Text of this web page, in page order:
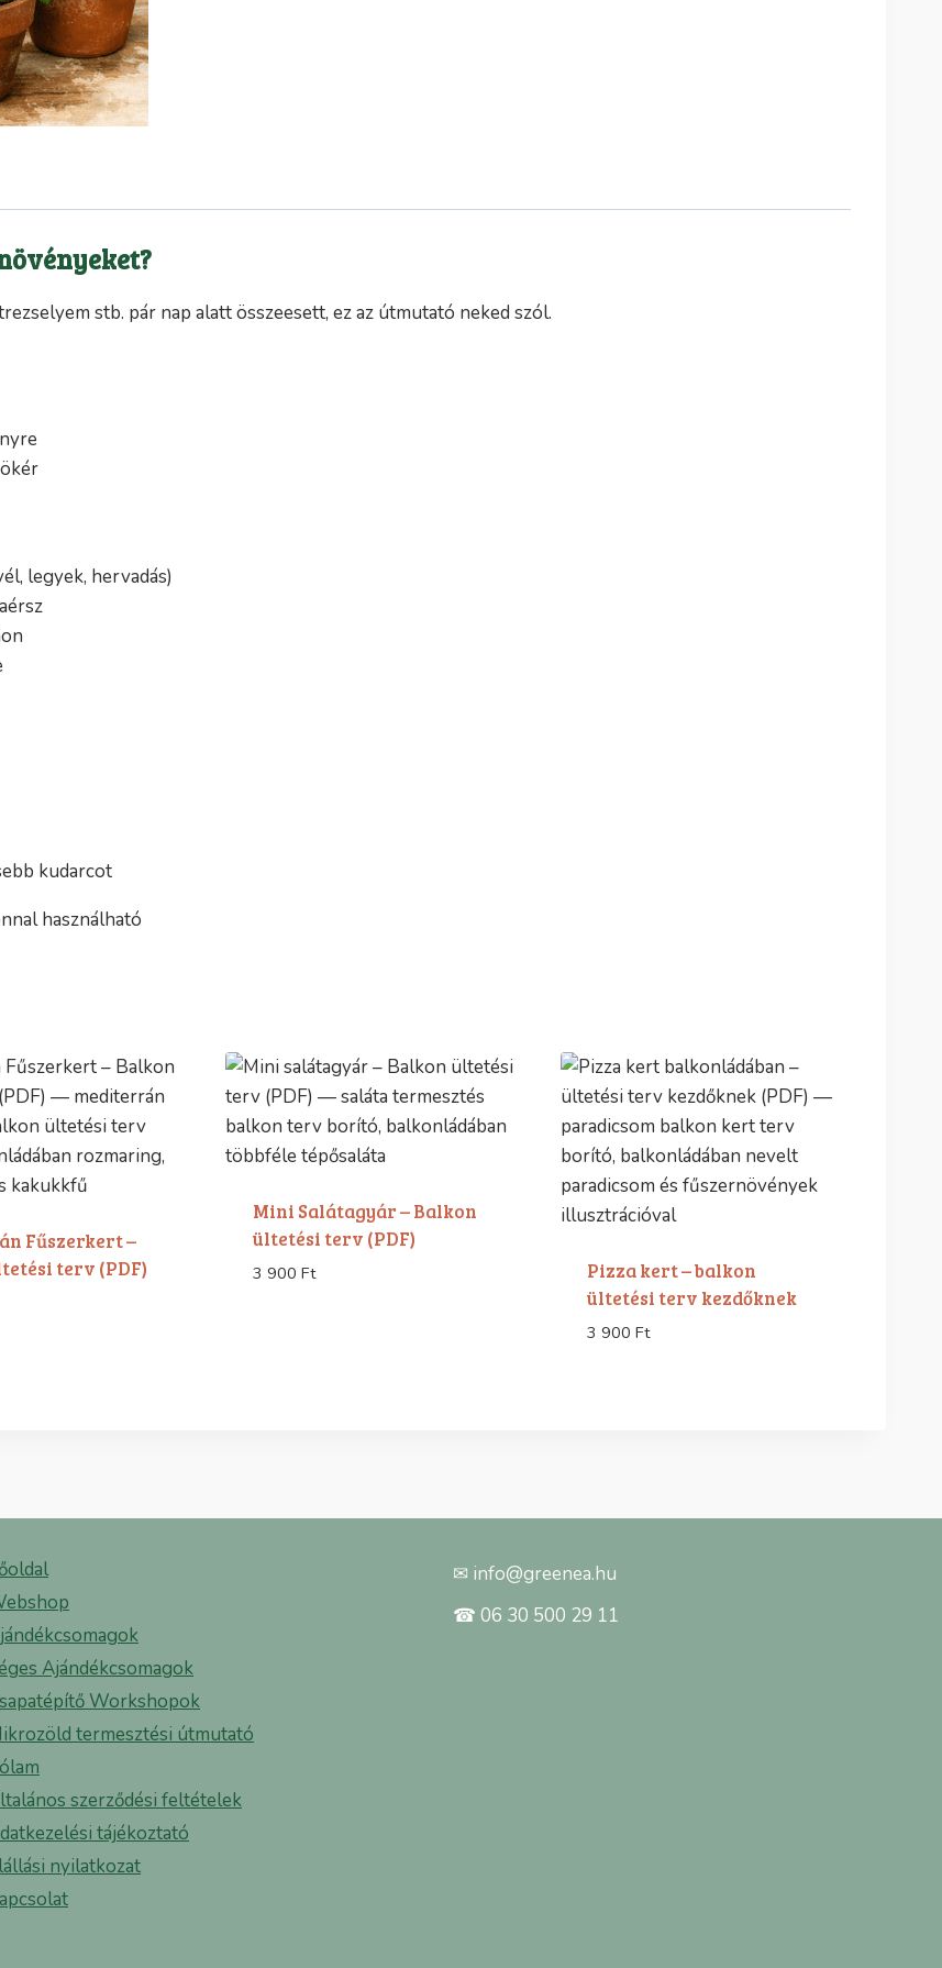
stb. pár nap alatt összeesett, ez az útmutató neked szól.
legyek, hervadás)
kudarcot
használható
Fűszerkert –
terv (PDF)
Mini Salátagyár – Balkon
ültetési terv (PDF)
3 900 Ft
Pizza kert – balkon
ültetési terv kezdőknek
3 900 Ft
Ajándékcsomagok
Workshopok
termesztési útmutató
szerződési feltételek
tájékoztató
nyilatkozat
✉ info@greenea.hu
☎ 06 30 500 29 11